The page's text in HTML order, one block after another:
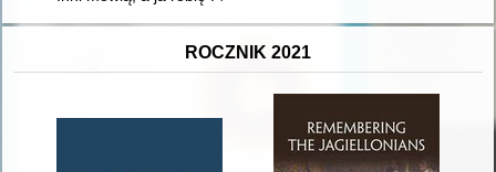
ROCZNIK 2021